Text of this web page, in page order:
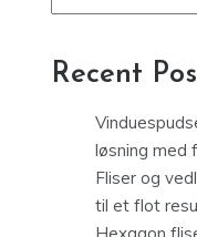
Recent
løsning med
Fliser og
til et flot